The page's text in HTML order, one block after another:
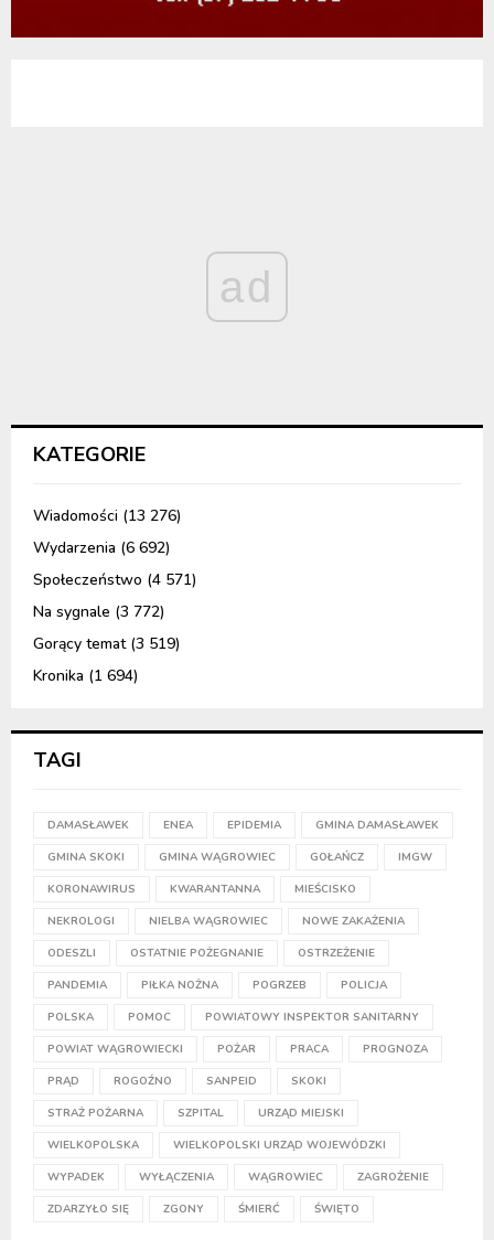
ad
KATEGORIE
Wiadomości (13 276)
Wydarzenia (6 692)
Społeczeństwo (4 571)
Na sygnale (3 772)
Gorący temat(3 519)
Kronika (1 694)
TAGI
DAMASŁAWEK ENEA EPIDEMIA GMINA DAMASŁAWEK
GMINA SKOKI GMINA WĄGROWIEC GOŁAŃCZ IMGW
KORONAWIRUS KWARANTANNA MIEŚCISKO
NEKROLOGI NIELBA WĄGROWIEC NOWE ZAKAŻENIA
ODESZLI OSTATNIE POŻEGNANIE OSTRZEŻENIE
PANDEMIA PIŁKA NOŻNA POGRZEB POLICJA
POLSKA POMOC POWIATOWY INSPEKTOR SANITARNY
POWIAT WĄGROWIECKI POŻAR PRACA PROGNOZA
PRĄD ROGOŹNO SANPEID SKOKI
STRAŻ POŻARNA SZPITAL URZĄD MIEJSKI
WIELKOPOLSKA WIELKOPOLSKI URZĄD WOJEWÓDZKI
WYPADEK WYŁĄCZENIA WĄGROWIEC ZAGROŻENIE
ZDARZYŁO SIĘ ZGONY ŚMIERĆ ŚWIĘTO